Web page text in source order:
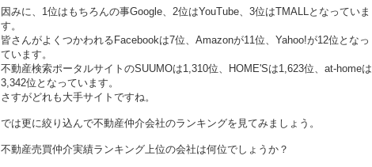
因みに、1位はもちろんの事Google、2位はYouTube、3位はTMALLとなっていま
す。
皆さんがよくつかわれるFacebookは7位、Amazonが11位、Yahoo!が12位となっ
ています。
不動産検索ポータルサイトのSUUMOは1,310位、HOME'Sは1,623位、at-homeは
3,342位となっています。
さすがどれも大手サイトですね。
では更に絞り込んで不動産仲介会社のランキングを見てみましょう。
不動産売買仲介実績ランキング上位の会社は何位でしょうか？